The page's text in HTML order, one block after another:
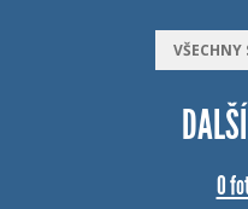
VŠECHNY
O